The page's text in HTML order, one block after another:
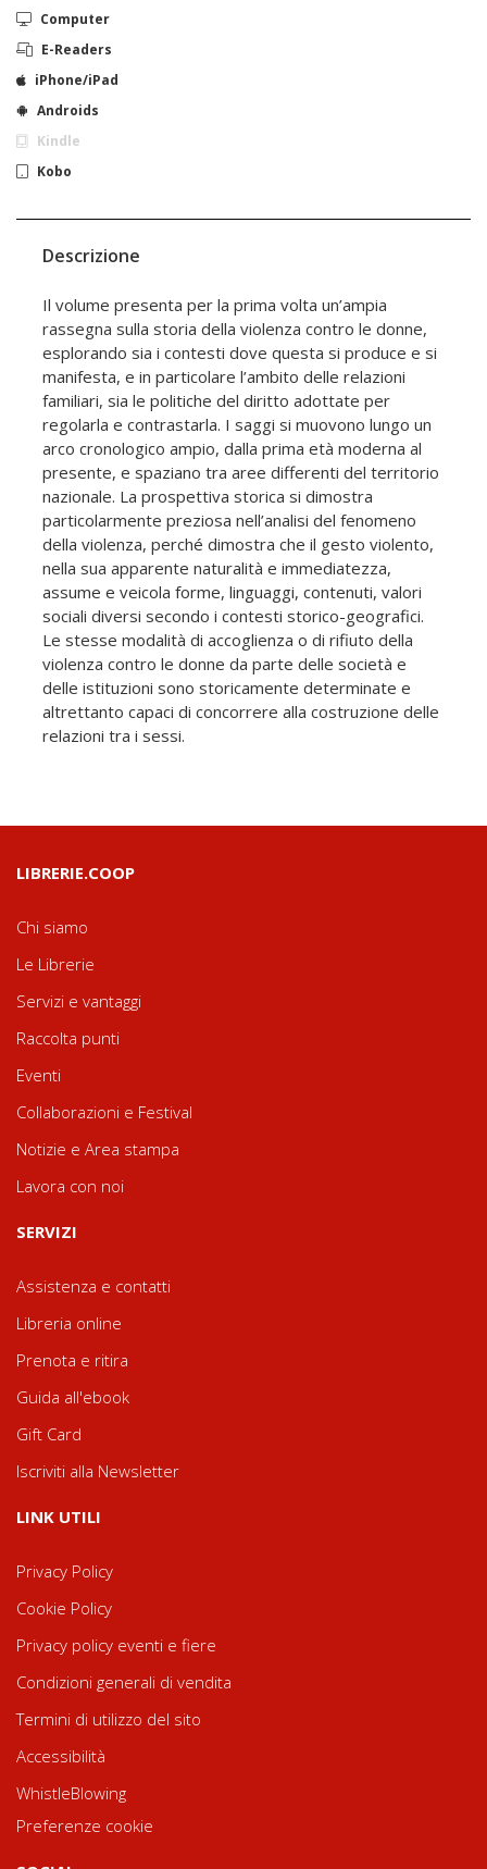
Computer
E-Readers
iPhone/iPad
Androids
Kindle
Kobo
Descrizione
Il volume presenta per la prima volta un’ampia
rassegna sulla storia della violenza contro le donne,
esplorando sia i contesti dove questa si produce e si
manifesta, e in particolare l’ambito delle relazioni
familiari, sia le politiche del diritto adottate per
regolarla e contrastarla. I saggi si muovono lungo un
arco cronologico ampio, dalla prima età moderna al
presente, e spaziano tra aree differenti del territorio
nazionale. La prospettiva storica si dimostra
particolarmente preziosa nell’analisi del fenomeno
della violenza, perché dimostra che il gesto violento,
nella sua apparente naturalità e immediatezza,
assume e veicola forme, linguaggi, contenuti, valori
sociali diversi secondo i contesti storico-geografici.
Le stesse modalità di accoglienza o di rifiuto della
violenza contro le donne da parte delle società e
delle istituzioni sono storicamente determinate e
altrettanto capaci di concorrere alla costruzione delle
relazioni tra i sessi.
LIBRERIE.COOP
Chi siamo
Le Librerie
Servizi e vantaggi
Raccolta punti
Eventi
Collaborazioni e Festival
Notizie e Area stampa
Lavora con noi
SERVIZI
Assistenza e contatti
Libreria online
Prenota e ritira
Guida all'ebook
Gift Card
Iscriviti alla Newsletter
LINK UTILI
Privacy Policy
Cookie Policy
Privacy policy eventi e fiere
Condizioni generali di vendita
Termini di utilizzo del sito
Accessibilità
WhistleBlowing
Preferenze cookie